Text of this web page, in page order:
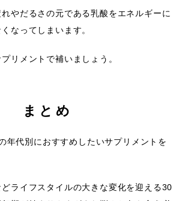
やだるさの元である乳酸をエネルギーに
なってしまいます。
リメントで補いましょう。
まとめ
年代別におすすめしたいサプリメントを
ライフスタイルの大きな変化を迎える30